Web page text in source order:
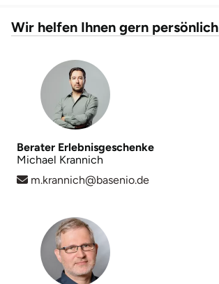
Wir helfen Ihnen gern persönlich
Berater Erlebnisgeschenke
Michael Krannich
m.krannich@basenio.de
Landshut
Langenselbold
Leipzig
Leutkirch
Ludwigslust-Parchim
Lübeck